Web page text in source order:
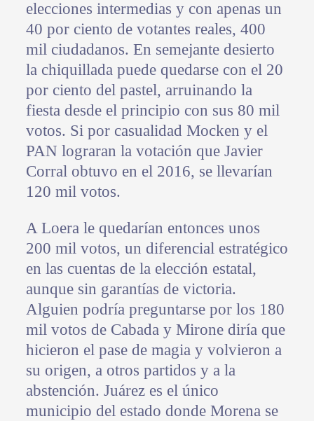
elecciones intermedias y con apenas un
40 por ciento de votantes reales, 400
mil ciudadanos. En semejante desierto
la chiquillada puede quedarse con el 20
por ciento del pastel, arruinando la
fiesta desde el principio con sus 80 mil
votos. Si por casualidad Mocken y el
PAN lograran la votación que Javier
Corral obtuvo en el 2016, se llevarían
120 mil votos.
A Loera le quedarían entonces unos
200 mil votos, un diferencial estratégico
en las cuentas de la elección estatal,
aunque sin garantías de victoria.
Alguien podría preguntarse por los 180
mil votos de Cabada y Mirone diría que
hicieron el pase de magia y volvieron a
su origen, a otros partidos y a la
abstención. Juárez es el único
municipio del estado donde Morena se